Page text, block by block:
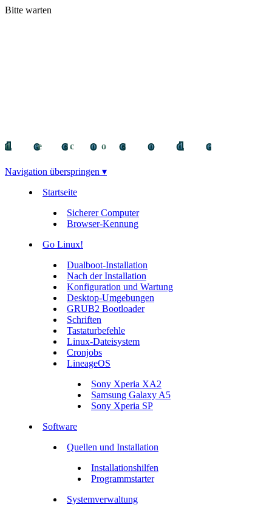
Bitte warten
decocode
decocode
deco
Navigation überspringen ▾
Startseite
Sicherer Computer
Browser-Kennung
Go Linux!
Dualboot-Installation
Nach der Installation
Konfiguration und Wartung
Desktop-Umgebungen
GRUB2 Bootloader
Schriften
Tastaturbefehle
Linux-Dateisystem
Cronjobs
LineageOS
Sony Xperia XA2
Samsung Galaxy A5
Sony Xperia SP
Software
Quellen und Installation
Installationshilfen
Programmstarter
Systemverwaltung